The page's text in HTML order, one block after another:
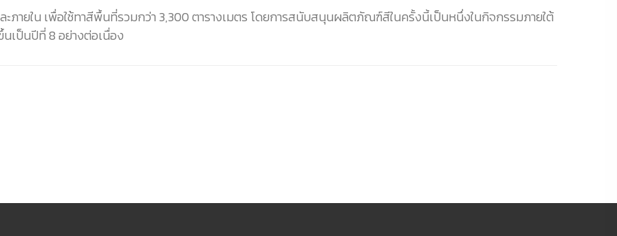
ายใน เพื่อใช้ทาสีพื้นที่รวมกว่า 3,300 ตารางเมตร โดยการสนับสนุนผลิตภัณฑ์สีในครั้งนี้เป็นหนึ่งในกิจกรรมภายใต้
เป็นปีที่ 8 อย่างต่อเนื่อง